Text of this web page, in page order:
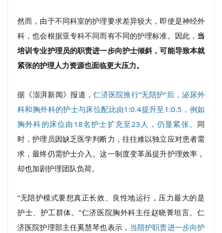
然而，由于不同科室的护理要求差异较大，即使是神经外
科，也会根据亚专科不同而有不同的护理标准。因此， 当
培训专业护理员的职责进一步向护士倾斜，可能导致本就
紧张的护理人力资源也面临更大压力。
据《澎湃新闻》报道，仁济医院推行“无陪护”后，泌尿外
科和胸外科的护士与床位配比由1:0.4提升至1:0.5，例如
胸外科的床位由18名护士扩充至23人，仍显紧张。 同
时，护理员因缺乏医学判断力，往往难以独立应对患者需
求，最终仍需护士介入。这一制度变革虽提升护理效率，
却也加剧护理团队负荷。
“无陪护模式要想真正长效、良性地运行，压力最大的是
护士、护工群体。”仁济医院胸外科主任赵晓菁坦言。仁
济医院护理部主任奚慧琴也表示， 当陪护职责进一步向护